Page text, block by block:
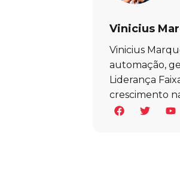
Vinicius
Vinicius
automação,
Liderança
crescimento